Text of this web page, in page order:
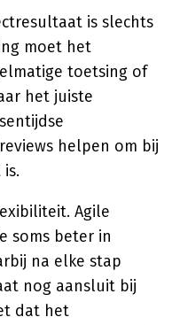
is slechts
moet het
toetsing of
het juiste
helpen om bij
Agile
soms beter in
na elke stap
nog aansluit bij
dat het